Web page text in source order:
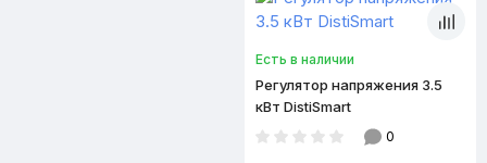
Есть в наличии
Регулятор напряжения 3.5
кВт DistiSmart
0